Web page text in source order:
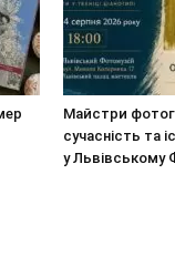
Майстри
сучасність та
у Львівському